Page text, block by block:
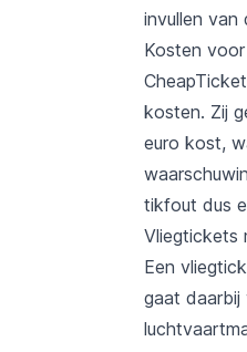
invullen van
Kosten
kosten. Zij
euro kost,
tikfout dus
Vliegtickets
Een
gaat daarbij